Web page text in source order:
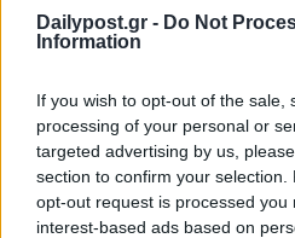
Dailypost.gr - Do Not
Information
If you wish to opt-out of the sale,
processing of your personal or
targeted advertising by us,
section to confirm your
opt-out request is processed you
interest-based ads based on